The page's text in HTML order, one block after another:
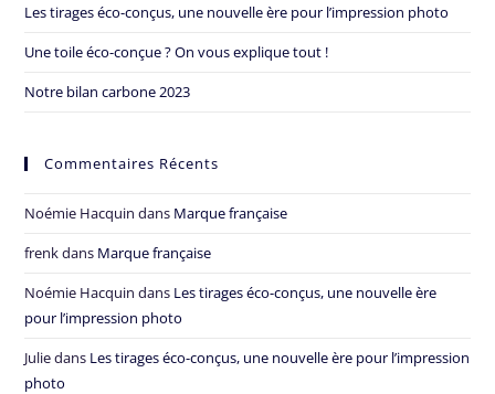
Les tirages éco-conçus, une nouvelle ère pour l’impression photo
Une toile éco-conçue ? On vous explique tout !
Notre bilan carbone 2023
Commentaires Récents
Noémie Hacquin dans Marque française
frenkdans Marque française
Noémie Hacquin dans Les tirages éco-conçus, une nouvelle ère
pour l’impression photo
Juliedans Les tirages éco-conçus, une nouvelle ère pour l’impression
photo